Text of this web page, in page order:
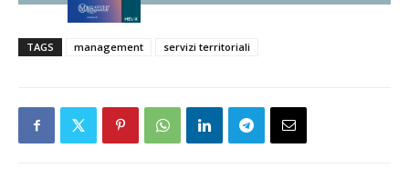
TAGS management servizi territoriali